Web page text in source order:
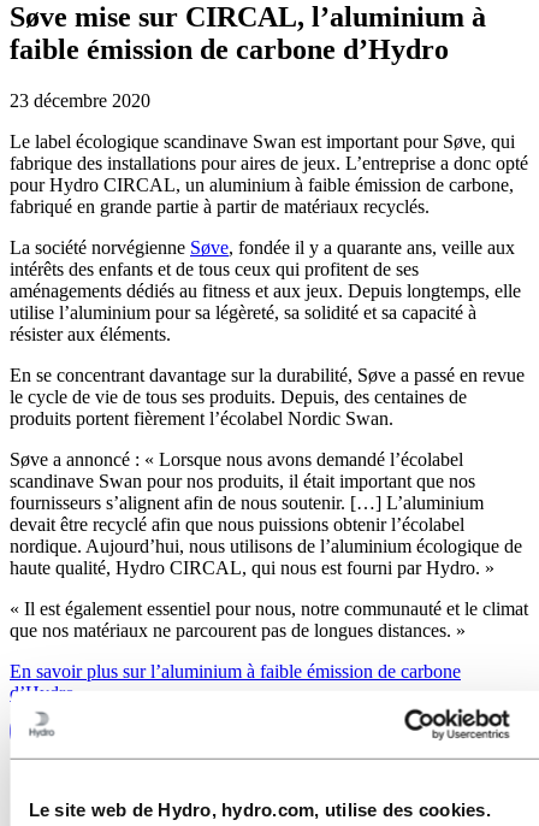
Le site web de Hydro, hydro.com, utilise des cookies.
Søve mise sur CIRCAL, l’aluminium à
faible émission de carbone d’Hydro
23 décembre 2020
Le label écologique scandinave Swan est important pour Søve, qui
fabrique des installations pour aires de jeux. L’entreprise a donc opté
pour Hydro CIRCAL, un aluminium à faible émission de carbone,
fabriqué en grande partie à partir de matériaux recyclés.
La société norvégienne Søve, fondée il y a quarante ans, veille aux
intérêts des enfants et de tous ceux qui profitent de ses
aménagements dédiés au fitness et aux jeux. Depuis longtemps, elle
utilise l’aluminium pour sa légèreté, sa solidité et sa capacité à
résister aux éléments.
En se concentrant davantage sur la durabilité, Søve a passé en revue
le cycle de vie de tous ses produits. Depuis, des centaines de
produits portent fièrement l’écolabel Nordic Swan.
Søve a annoncé : « Lorsque nous avons demandé l’écolabel
scandinave Swan pour nos produits, il était important que nos
fournisseurs s’alignent afin de nous soutenir. […] L’aluminium
devait être recyclé afin que nous puissions obtenir l’écolabel
nordique. Aujourd’hui, nous utilisons de l’aluminium écologique de
haute qualité, Hydro CIRCAL, qui nous est fourni par Hydro. »
« Il est également essentiel pour nous, notre communauté et le climat
que nos matériaux ne parcourent pas de longues distances. »
En savoir plus sur l’aluminium à faible émission de carbone
d’Hydro